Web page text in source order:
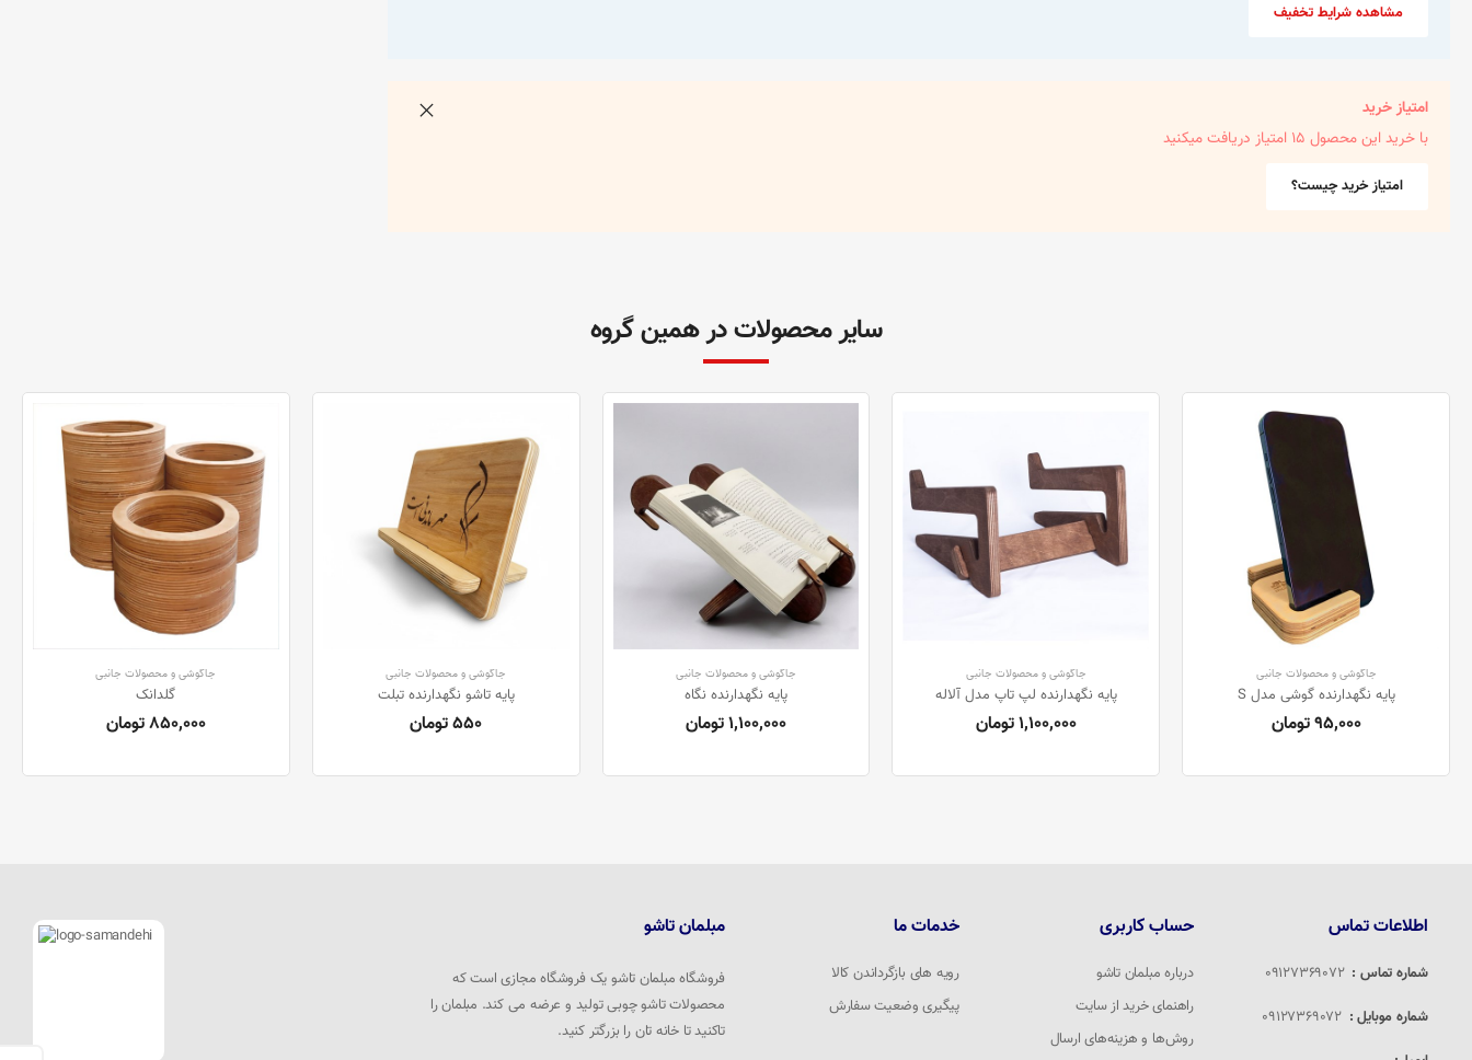
مشاهده شرایط تخفیف
امتیاز خرید
با خرید این محصول 15 امتیاز دریافت میکنید
امتیاز خرید چیست؟
سایر محصولات در همین گروه
جاگوشی و محصولات جانبی
پایه نگهدارنده گوشی مدل S
95,000 تومان
جاگوشی و محصولات جانبی
پایه نگهدارنده لپ تاپ مدل آلاله
1,100,000 تومان
جاگوشی و محصولات جانبی
پایه نگهدارنده نگاه
1,100,000 تومان
جاگوشی و محصولات جانبی
پایه تاشو نگهدارنده تبلت
550 تومان
جاگوشی و محصولات جانبی
گلدانک
850,000 تومان
اطلاعات تماس
شماره تماس : 09127369072
شماره موبایل : 09127369072
حساب کاربری
درباره مبلمان تاشو
راهنمای خرید از سایت
روش‌ها و هزینه‌های ارسال
خدمات ما
رویه های بازگرداندن کالا
پیگیری وضعیت سفارش
مبلمان تاشو
فروشگاه مبلمان تاشو یک فروشگاه مجازی است که
محصولات تاشو چوبی تولید و عرضه می کند. مبلمان را
تاکنید تا خانه تان را بزرگتر کنید.